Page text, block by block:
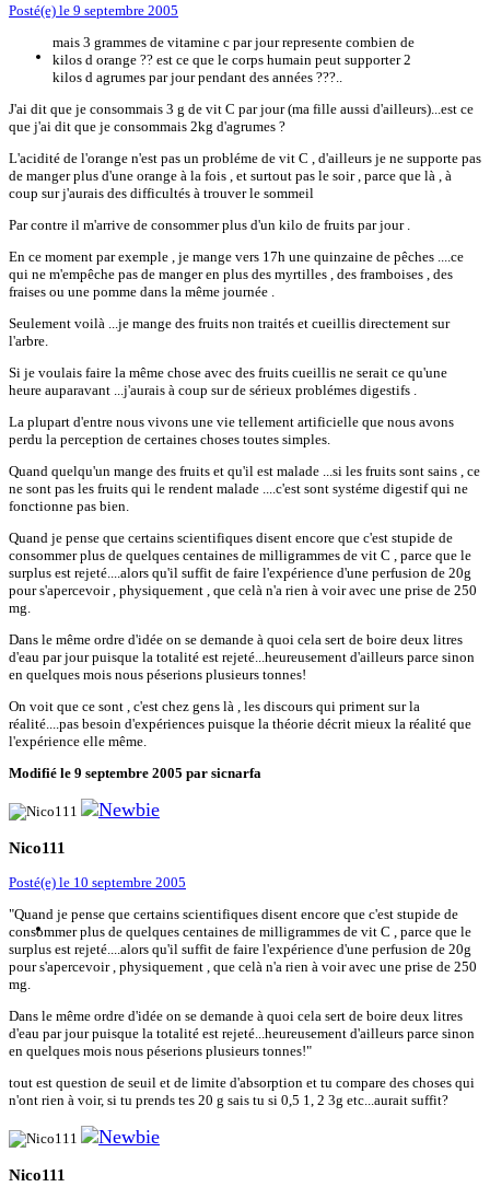
Posté(e) le 9 septembre 2005
mais 3 grammes de vitamine c par jour represente combien de
kilos d orange ?? est ce que le corps humain peut supporter 2
kilos d agrumes par jour pendant des années ???..
J'ai dit que je consommais 3 g de vit C par jour (ma fille aussi d'ailleurs)...est ce
que j'ai dit que je consommais 2kg d'agrumes ?
L'acidité de l'orange n'est pas un probléme de vit C , d'ailleurs je ne supporte pas
de manger plus d'une orange à la fois , et surtout pas le soir , parce que là , à
coup sur j'aurais des difficultés à trouver le sommeil
Par contre il m'arrive de consommer plus d'un kilo de fruits par jour .
En ce moment par exemple , je mange vers 17h une quinzaine de pêches ....ce
qui ne m'empêche pas de manger en plus des myrtilles , des framboises , des
fraises ou une pomme dans la même journée .
Seulement voilà ...je mange des fruits non traités et cueillis directement sur
l'arbre.
Si je voulais faire la même chose avec des fruits cueillis ne serait ce qu'une
heure auparavant ...j'aurais à coup sur de sérieux problémes digestifs .
La plupart d'entre nous vivons une vie tellement artificielle que nous avons
perdu la perception de certaines choses toutes simples.
Quand quelqu'un mange des fruits et qu'il est malade ...si les fruits sont sains , ce
ne sont pas les fruits qui le rendent malade ....c'est sont systéme digestif qui ne
fonctionne pas bien.
Quand je pense que certains scientifiques disent encore que c'est stupide de
consommer plus de quelques centaines de milligrammes de vit C , parce que le
surplus est rejeté....alors qu'il suffit de faire l'expérience d'une perfusion de 20g
pour s'apercevoir , physiquement , que celà n'a rien à voir avec une prise de 250
mg.
Dans le même ordre d'idée on se demande à quoi cela sert de boire deux litres
d'eau par jour puisque la totalité est rejeté...heureusement d'ailleurs parce sinon
en quelques mois nous péserions plusieurs tonnes!
On voit que ce sont , c'est chez gens là , les discours qui priment sur la
réalité....pas besoin d'expériences puisque la théorie décrit mieux la réalité que
l'expérience elle même.
Modifié le 9 septembre 2005 par sicnarfa
Nico111
Posté(e) le 10 septembre 2005
"Quand je pense que certains scientifiques disent encore que c'est stupide de
consommer plus de quelques centaines de milligrammes de vit C , parce que le
surplus est rejeté....alors qu'il suffit de faire l'expérience d'une perfusion de 20g
pour s'apercevoir , physiquement , que celà n'a rien à voir avec une prise de 250
mg.
Dans le même ordre d'idée on se demande à quoi cela sert de boire deux litres
d'eau par jour puisque la totalité est rejeté...heureusement d'ailleurs parce sinon
en quelques mois nous péserions plusieurs tonnes!"
tout est question de seuil et de limite d'absorption et tu compare des choses qui
n'ont rien à voir, si tu prends tes 20 g sais tu si 0,5 1, 2 3g etc...aurait suffit?
Nico111